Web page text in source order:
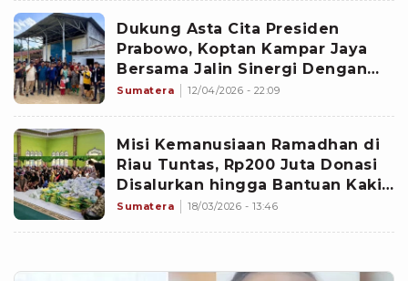
Dukung Asta Cita Presiden
Prabowo, Koptan Kampar Jaya
Bersama Jalin Sinergi Dengan
Agrinas
Sumatera 12/04/2026 - 22:09
Misi Kemanusiaan Ramadhan di
Riau Tuntas, Rp200 Juta Donasi
Disalurkan hingga Bantuan Kaki
Palsu untuk Warga
Sumatera 18/03/2026 - 13:46